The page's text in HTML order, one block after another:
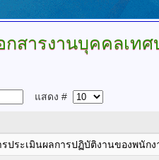
กสารงานบุคคลเท
แสดง #
ประเมินผลการปฏิบัติงานของพนัก